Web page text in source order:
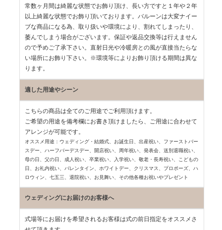
常数ヶ月間は綺麗な状態でお飾り頂け、長い方ですと１年や２年
以上綺麗な状態でお飾り頂いております。バルーンは大変ナイー
ブな商品になる為、取り扱いや環境により、割れてしまったり、
萎んでしまう場合がございます。保証や返品交換等は行えません
ので予めご了承下さい。直射日光や冷暖房との風が直接当たらな
い場所にお飾り下さい。※環境等によりお飾り頂ける期間は異な
ります。
適した用途やシーン
こちらの商品は全てのご用途でご利用頂けます。
ご希望の用途を備考欄にお書き頂けましたら、ご用途に合わせて
アレンジが可能です。
オススメ用途：ウェディング・結婚式、お誕生日、出産祝い、ファーストバー
スデー、ハーフバーデスデー、開店祝い、周年祝い、発表会、送別退職祝い、
母の日、父の日、 成人祝い、卒業祝い、入学祝い、敬老・長寿祝い、こどもの
日、お礼内祝い、バレンタイン、ホワイトデー、クリスマス、プロポーズ、ハ
ロウィン、七五三、退院祝い、お見舞い、その他各種お祝いやプレゼント
ウェディングにお届けのお客様へ
式場等にお届けを希望されるお客様は式の前日指定をオススメさ